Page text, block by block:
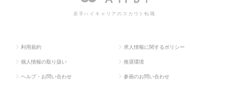
若手ハイキャリアのスカウト転職
利用規約 求人情報に関するポリシー
個人情報の取り扱い 推奨環境
ヘルプ・お問い合わせ 参画のお問い合わせ